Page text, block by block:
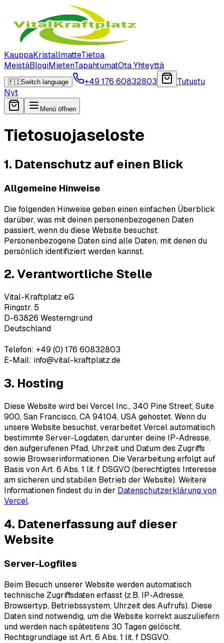
KauppaKristallmatteTietoa
MeistäBlogiMietenTapahtumatOta Yhteyttä
🇫🇮Switch language +49 176 60832803
Tutustu
Nyt
Menü öffnen
Tietosuojaseloste
1. Datenschutz auf einen Blick
Allgemeine Hinweise
Die folgenden Hinweise geben einen einfachen Überblick
darüber, was mit deinen personenbezogenen Daten
passiert, wenn du diese Website besuchst.
Personenbezogene Daten sind alle Daten, mit denen du
persönlich identifiziert werden kannst.
2. Verantwortliche Stelle
Vital-Kraftplatz eG
Ringstr. 5
D-63826 Westerngrund
Deutschland
Telefon: +49 (0) 176 60832803
E-Mail: info@vital-kraftplatz.de
3. Hosting
Diese Website wird bei Vercel Inc., 340 Pine Street, Suite
900, San Francisco, CA 94104, USA gehostet. Wenn du
unsere Website besuchst, verarbeitet Vercel automatisch
bestimmte Server-Logdaten, darunter deine IP-Adresse,
den aufgerufenen Pfad, Uhrzeit und Datum des Zugriffs
sowie Browserinformationen. Die Verarbeitung erfolgt auf
Basis von Art. 6 Abs. 1 lit. f DSGVO (berechtigtes Interesse
am sicheren und stabilen Betrieb der Website). Weitere
Informationen findest du in der Datenschutzerklärung von
Vercel.
4. Datenerfassung auf dieser
Website
Server-Logfiles
Beim Besuch unserer Website werden automatisch
technische Zugriffsdaten erfasst (z.B. IP-Adresse,
Browsertyp, Betriebssystem, Uhrzeit des Aufrufs). Diese
Daten sind notwendig, um die Website korrekt auszuliefern
und werden nach spätestens 30 Tagen gelöscht.
Rechtsgrundlage ist Art. 6 Abs. 1 lit. f DSGVO.